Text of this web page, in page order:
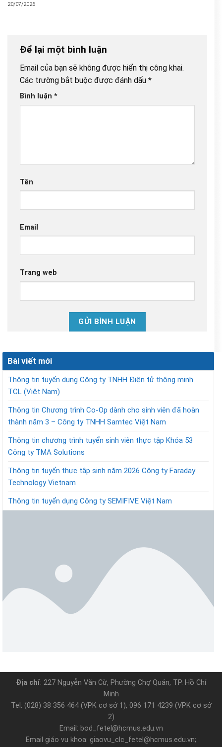
20/07/2026
Để lại một bình luận
Email của bạn sẽ không được hiển thị công khai.
Các trường bắt buộc được đánh dấu *
Bình luận *
Tên
Email
Trang web
Bài viết mới
Thông tin tuyển dụng Công ty TNHH Điện tử thông minh
TCL (Việt Nam)
Thông tin Chương trình Co-Op dành cho sinh viên đã hoàn
thành năm 3 – Công ty TNHH Samtec Việt Nam
Thông tin chương trình tuyển sinh viên thực tập Khóa 53
Công ty TMA Solutions
Thông tin tuyển thực tập sinh năm 2026 Công ty Faraday
Technology Vietnam
Thông tin tuyển dụng Công ty SEMIFIVE Việt Nam
Địa chỉ: 227 Nguyễn Văn Cừ, Phường Chợ Quán, TP. Hồ Chí
Minh
Tel: (028) 38 356 464 (VPK cơ sở 1), 096 171 4239 (VPK cơ sở
2)
Email: bod_fetel@hcmus.edu.vn
Email giáo vụ khoa: giaovu_clc_fetel@hcmus.edu.vn;